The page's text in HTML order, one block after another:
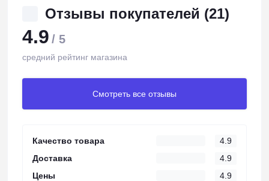
Отзывы покупателей (21)
4.9 / 5
средний рейтинг магазина
Смотреть все отзывы
Качество товара
4.9
Доставка
4.9
Цены
4.9